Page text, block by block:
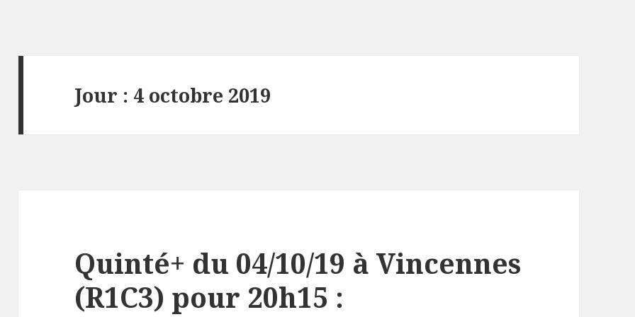
Jour : 4 octobre 2019
Quinté+ du 04/10/19 à Vincennes
(R1C3) pour 20h15 :